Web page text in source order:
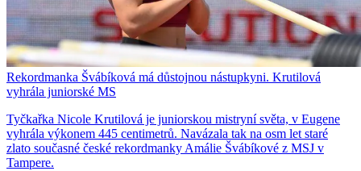
Rekordmanka Švábíková má důstojnou nástupkyni. Krutilová
vyhrála juniorské MS
Tyčkařka Nicole Krutilová je juniorskou mistryní světa, v Eugene
vyhrála výkonem 445 centimetrů. Navázala tak na osm let staré
zlato současné české rekordmanky Amálie Švábíkové z MSJ v
Tampere.